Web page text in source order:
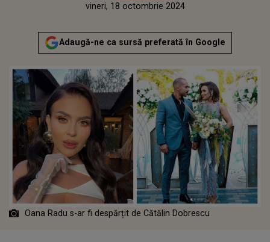
miercuri, 18 octombrie 2023
Actualizat:
vineri, 18 octombrie 2024
Adaugă-ne ca sursă preferată în Google
Oana Radu s-ar fi despărțit de Cătălin Dobrescu